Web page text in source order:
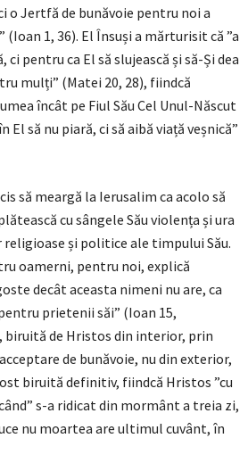
o Jertfă de bunăvoie pentru noi a
1, 36). El Însuși a mărturisit că ”a
ci pentru ca El să slujească și să-Și dea
mulți” (Matei 20, 28), fiindcă
încât pe Fiul Său Cel Unul-Născut
El să nu piară, ci să aibă viață veșnică”
să meargă la Ierusalim ca acolo să
cu sângele Său violența și ura
și politice ale timpului Său.
oamerni, pentru noi, explică
decât aceasta nimeni nu are, ca
prietenii săi” (Ioan 15,
biruită de Hristos din interior, prin
de bunăvoie, nu din exterior,
biruită definitiv, fiindcă Hristos ”cu
s-a ridicat din mormânt a treia zi,
nu moartea are ultimul cuvânt, în